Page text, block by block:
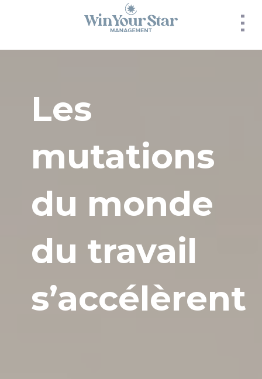
Les
mutations
du monde
du travail
s’accélèrent